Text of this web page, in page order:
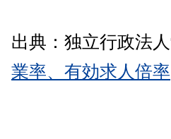
出典：独立行政法
業率、有効求人倍率